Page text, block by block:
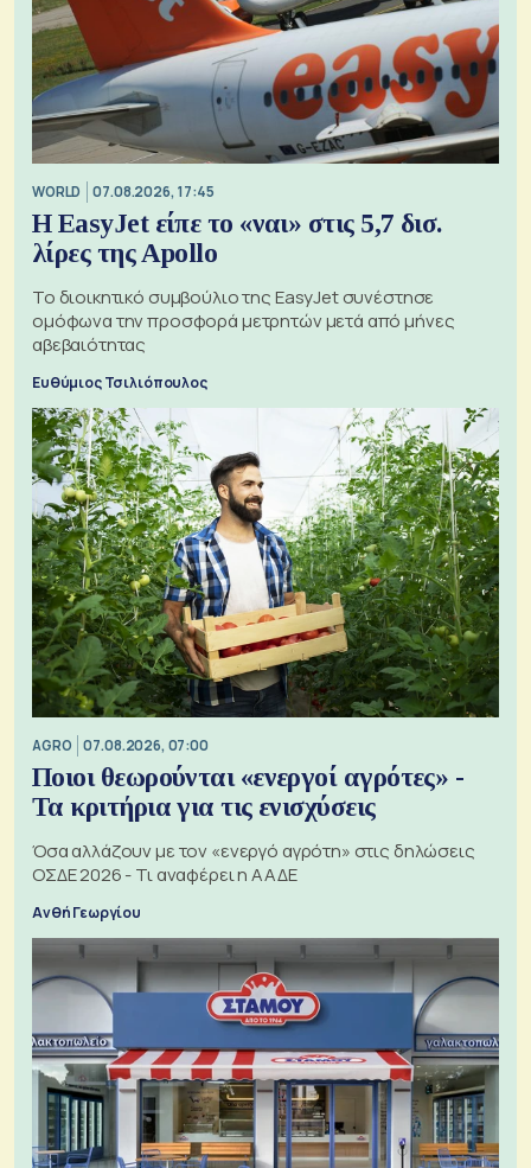
WORLD 07.08.2026, 17:45
Η EasyJet είπε το «ναι» στις 5,7 δισ.
λίρες της Apollo
Το διοικητικό συμβούλιο της EasyJet συνέστησε
ομόφωνα την προσφορά μετρητών μετά από μήνες
αβεβαιότητας
Ευθύμιος Τσιλιόπουλος
AGRO 07.08.2026, 07:00
Ποιοι θεωρούνται «ενεργοί αγρότες» -
Τα κριτήρια για τις ενισχύσεις
Όσα αλλάζουν με τον «ενεργό αγρότη» στις δηλώσεις
ΟΣΔΕ 2026 - Τι αναφέρει η ΑΑΔΕ
Ανθή Γεωργίου